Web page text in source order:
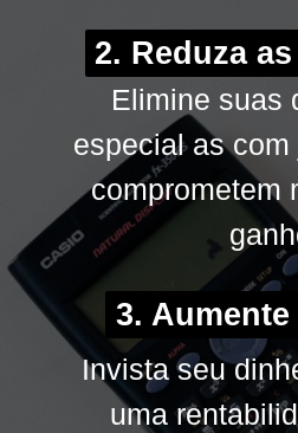
2. Reduza
2. Reduza
Elimine suas
especial as
comprometem
Elimine suas
especial as
comprometem
3.
3.
Invista seu
uma
Invista seu
uma